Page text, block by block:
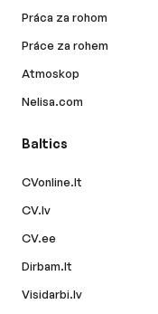
Práca za rohom
Práce za rohem
Atmoskop
Nelisa.com
Baltics
CVonline.lt
CV.lv
CV.ee
Dirbam.lt
Visidarbi.lv